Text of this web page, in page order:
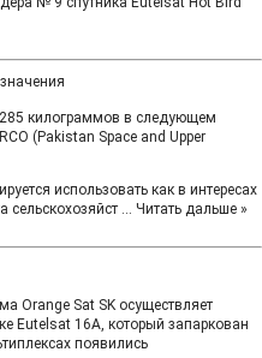
285 килограммов в следующем
(Pakistan Space and Upper
использовать как в интересах
сельскохозяйст ... Читать дальше »
Orange Sat SK осуществляет
Eutelsat 16A, который запаркован
появились